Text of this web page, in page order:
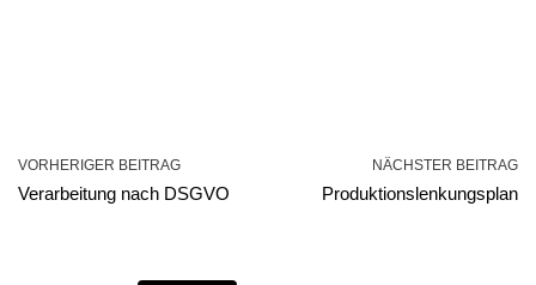
VORHERIGER BEITRAG
Verarbeitung nach DSGVO
NÄCHSTER BEITRAG
Produktionslenkungsplan